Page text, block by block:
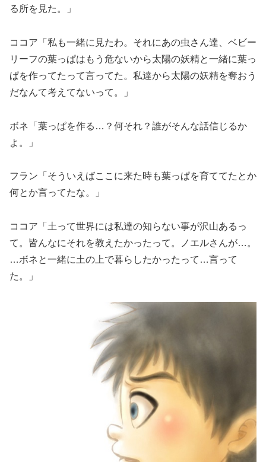
る所を見た。」
ココア「私も一緒に見たわ。それにあの虫さん達、ベビー
リーフの葉っぱはもう危ないから太陽の妖精と一緒に葉っ
ぱを作ってたって言ってた。私達から太陽の妖精を奪おう
だなんて考えてないって。」
ボネ「葉っぱを作る…？何それ？誰がそんな話信じるか
よ。」
フラン「そういえばここに来た時も葉っぱを育ててたとか
何とか言ってたな。」
ココア「土って世界には私達の知らない事が沢山あるっ
て。皆んなにそれを教えたかったって。ノエルさんが…。
…ボネと一緒に土の上で暮らしたかったって…言って
た。」